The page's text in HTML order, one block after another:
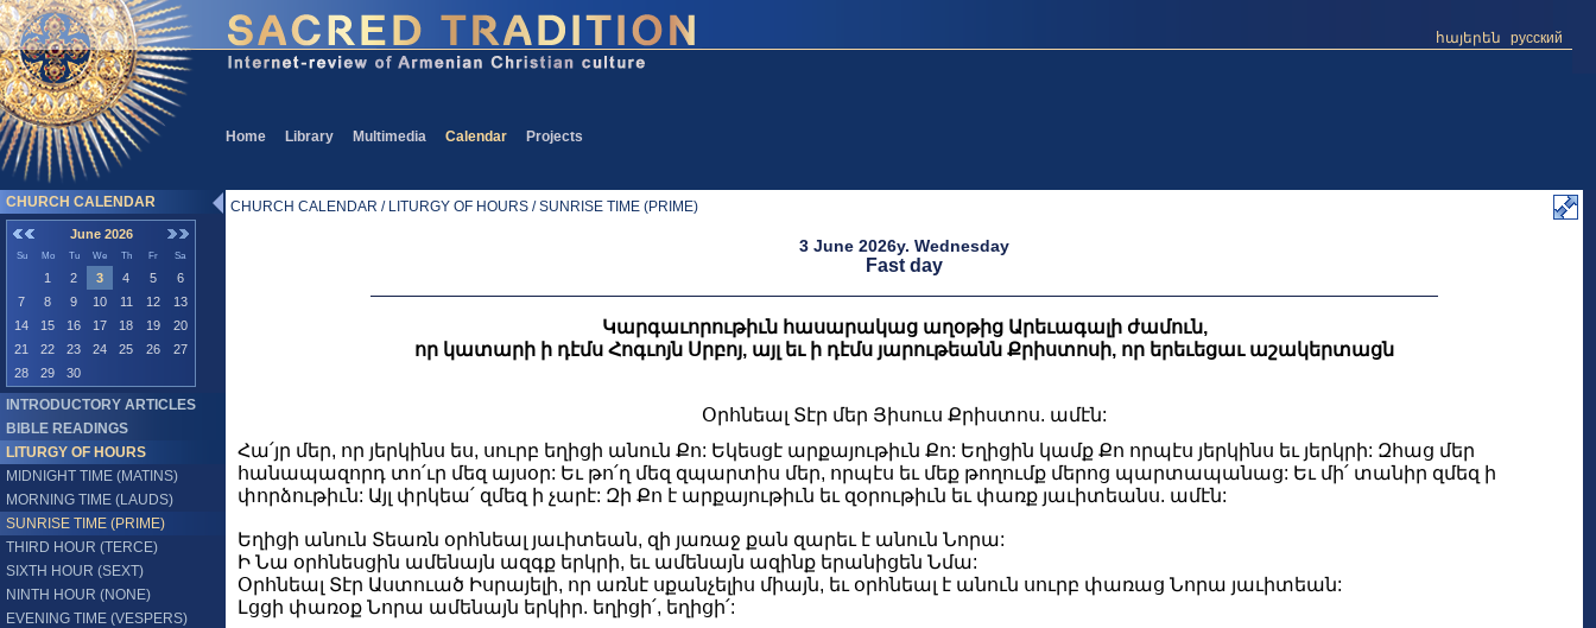
Home Library Multimedia Calendar Projects
հայերեն русский
CHURCH CALENDAR
June 2026
Su Mo Tu We Th Fr Sa
1 2 3 4 5
6
7
8 9 10 11 12
13
14
15 16 17 18 19
20
21
22 23 24 25 26
27
28
29 30
INTRODUCTORY ARTICLES
BIBLE READINGS
LITURGY OF HOURS
MIDNIGHT TIME (MATINS)
MORNING TIME (LAUDS)
SUNRISE TIME (PRIME)
THIRD HOUR (TERCE)
SIXTH HOUR (SEXT)
NINTH HOUR (NONE)
EVENING TIME (VESPERS)
CHURCH CALENDAR / LITURGY OF HOURS / SUNRISE TIME (PRIME)
3 June 2026y. Wednesday
Fast day
Կարգաւորութիւն հասարակաց աղօթից Արեւագալի ժամուն,
որ կատարի ի դէմս Հոգւոյն Սրբոյ, այլ եւ ի դէմս յարութեանն Քրիստոսի, որ երեւեցաւ աշակերտացն
Օրհնեալ Տէր մեր Յիսուս Քրիստոս. ամէն:
Հա՛յր մեր, որ յերկինս ես, սուրբ եղիցի անուն Քո: Եկեսցէ արքայութիւն Քո: Եղիցին կամք Քո որպէս յերկինս եւ յերկրի: Զհաց մեր
հանապազորդ տո՛ւր մեզ այսօր: Եւ թո՛ղ մեզ զպարտիս մեր, որպէս եւ մեք թողումք մերոց պարտապանաց: Եւ մի՛ տանիր զմեզ ի
փորձութիւն: Այլ փրկեա՛ զմեզ ի չարէ: Զի Քո է արքայութիւն եւ զօրութիւն եւ փառք յաւիտեանս. ամէն:
Եղիցի անուն Տեառն օրհնեալ յաւիտեան, զի յառաջ քան զարեւ է անուն Նորա:
Ի Նա օրհնեսցին ամենայն ազգք երկրի, եւ ամենայն ազինք երանիցեն Նմա:
Օրհնեալ Տէր Աստուած Իսրայելի, որ առնէ սքանչելիս միայն, եւ օրհնեալ է անուն սուրբ փառաց Նորա յաւիտեան:
Լցցի փառօք Նորա ամենայն երկիր. եղիցի՛, եղիցի՛: